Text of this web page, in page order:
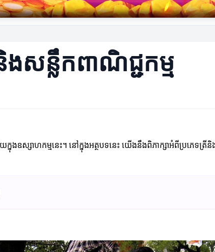
សន្លឹកពាណិជ្ជកម្ម
សាហកម្មនេះ។ នៅក្នុងអត្ថបទនេះ យើងនឹងពិភាក្សាអំពីប្រភេទត្រីនិង